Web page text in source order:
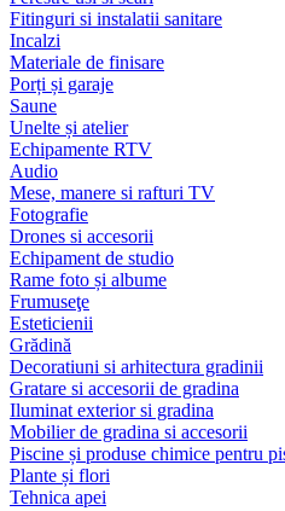
Fitinguri si instalatii sanitare
Incalzi
Materiale de finisare
Porți și garaje
Saune
Unelte și atelier
Echipamente RTV
Audio
Mese, manere si rafturi TV
Fotografie
Drones si accesorii
Echipament de studio
Rame foto și albume
Frumuseţe
Esteticienii
Grădină
Decoratiuni si arhitectura gradinii
Gratare si accesorii de gradina
Iluminat exterior si gradina
Mobilier de gradina si accesorii
Piscine și produse chimice pentru
Plante și flori
Tehnica apei